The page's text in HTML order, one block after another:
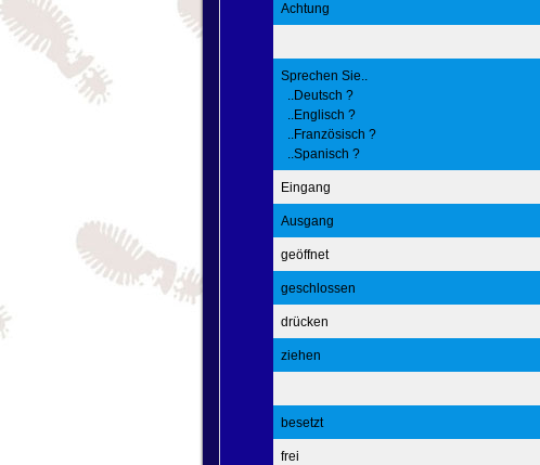
Achtung
Sprechen Sie..
..Deutsch ?
..Englisch ?
..Französisch ?
..Spanisch ?
Eingang
Ausgang
geöffnet
geschlossen
drücken
ziehen
besetzt
frei